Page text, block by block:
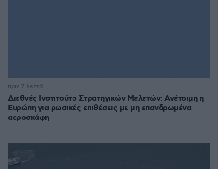
Διεθνές Ινστιτούτο Στρατηγικών Μελετών: Ανέτοιμη η
Ευρώπη για ρωσικές επιθέσεις με μη επανδρωμένα
αεροσκάφη
πριν 7 λεπτά